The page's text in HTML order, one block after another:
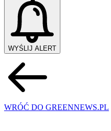
WYŚLIJ ALERT
WRÓĆ DO GREENNEWS.PL